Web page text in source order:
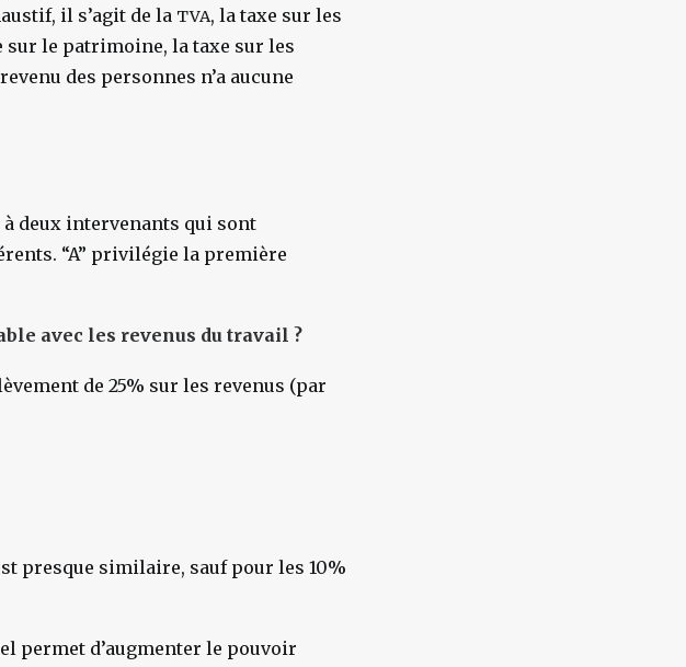
il s’agit de la TVA, la taxe sur les
le patrimoine, la taxe sur les
des personnes n’a aucune
deux intervenants qui sont
“A” privilégie la première
avec les revenus du travail ?
de 25% sur les revenus (par
presque similaire, sauf pour les 10%
permet d’augmenter le pouvoir